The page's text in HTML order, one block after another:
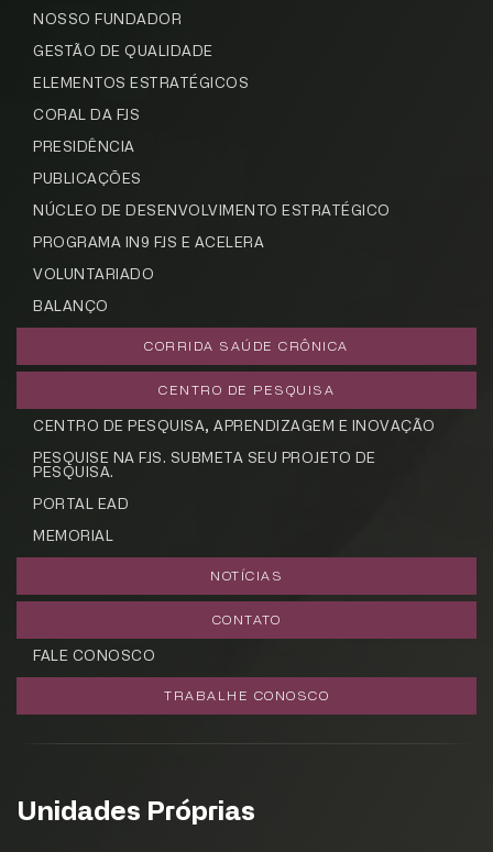
NOSSO FUNDADOR
GESTÃO DE QUALIDADE
ELEMENTOS ESTRATÉGICOS
CORAL DA FJS
PRESIDÊNCIA
PUBLICAÇÕES
NÚCLEO DE DESENVOLVIMENTO ESTRATÉGICO
PROGRAMA IN9 FJS E ACELERA
VOLUNTARIADO
BALANÇO
CORRIDA SAÚDE CRÔNICA
CENTRO DE PESQUISA
CENTRO DE PESQUISA, APRENDIZAGEM E INOVAÇÃO
PESQUISE NA FJS. SUBMETA SEU PROJETO DE
PESQUISA.
PORTAL EAD
MEMORIAL
NOTÍCIAS
CONTATO
FALE CONOSCO
TRABALHE CONOSCO
Unidades Próprias